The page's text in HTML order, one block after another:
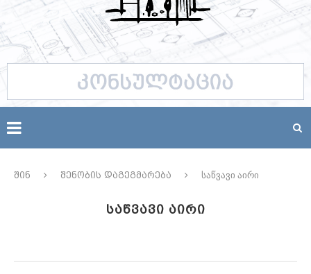
შინ შენობის დაგეგმარება საწვავი აირი
ᲡᲐᲬᲕᲐᲕᲘ ᲐᲘᲠᲘ